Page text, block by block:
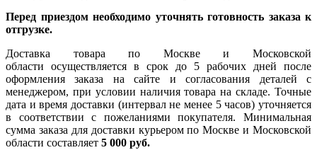
Перед приездом необходимо уточнять готовность заказа к
отгрузке.
Доставка товара по Москве и Московской
области осуществляется в срок до 5 рабочих дней после
оформления заказа на сайте и согласования деталей с
менеджером, при условии наличия товара на складе. Точные
дата и время доставки (интервал не менее 5 часов) уточняется
в соответствии с пожеланиями покупателя. Минимальная
сумма заказа для доставки курьером по Москве и Московской
области составляет 5 000 руб.